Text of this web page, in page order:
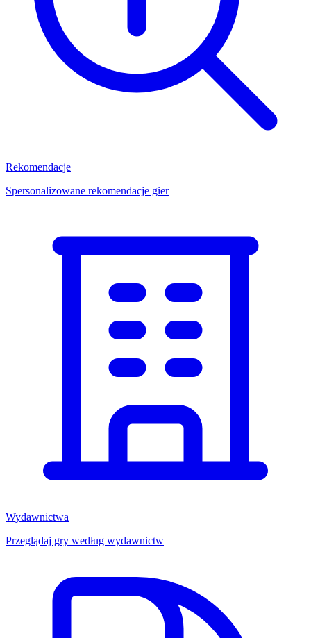
Rekomendacje
Spersonalizowane rekomendacje gier
Wydawnictwa
Przeglądaj gry według wydawnictw